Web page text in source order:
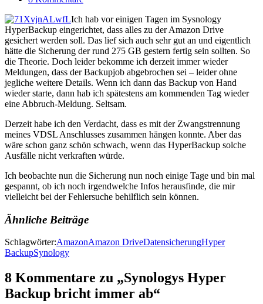
Ich hab vor einigen Tagen im Sysnology
HyperBackup eingerichtet, dass alles zu der Amazon Drive
gesichert werden soll. Das lief sich auch sehr gut an und eigentlich
hätte die Sicherung der rund 275 GB gestern fertig sein sollten. So
die Theorie. Doch leider bekomme ich derzeit immer wieder
Meldungen, dass der Backupjob abgebrochen sei – leider ohne
jegliche weitere Details. Wenn ich dann das Backup von Hand
wieder starte, dann hab ich spätestens am kommenden Tag wieder
eine Abbruch-Meldung. Seltsam.
Derzeit habe ich den Verdacht, dass es mit der Zwangstrennung
meines VDSL Anschlusses zusammen hängen konnte. Aber das
wäre schon ganz schön schwach, wenn das HyperBackup solche
Ausfälle nicht verkraften würde.
Ich beobachte nun die Sicherung nun noch einige Tage und bin mal
gespannt, ob ich noch irgendwelche Infos herausfinde, die mir
vielleicht bei der Fehlersuche behilflich sein können.
Ähnliche Beiträge
Schlagwörter:AmazonAmazon DriveDatensicherungHyper
BackupSynology
8 Kommentare zu „Synologys Hyper
Backup bricht immer ab“